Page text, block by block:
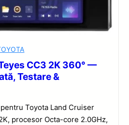
CC3 2K 360° —
Testare &
Toyota Land Cruiser
procesor Octa-core 2.0GHz,